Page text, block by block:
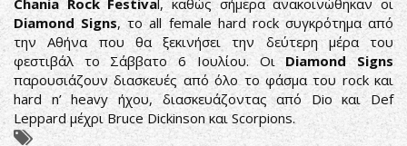
ΝΑ
ΕΙΣΑΙ
ΕΚΕΙ!
Chania Rock Festival, καθώς σήμερα ανακοινώθηκαν οι
Diamond Signs, το all female hard rock συγκρότημα από
την Αθήνα που θα ξεκινήσει την δεύτερη μέρα του
φεστιβάλ το Σάββατο 6 Ιουλίου. ΟιDiamond Signs
παρουσιάζουν διασκευές από όλο το φάσμα του rock και
hard n’ heavy ήχου, διασκευάζοντας από Dio και Def
Leppard μέχρι Bruce Dickinson και Scorpions.